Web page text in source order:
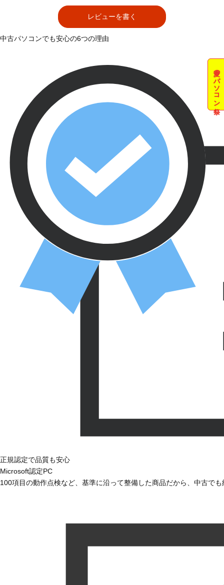
レビューを書く
夏のパソコン祭
中古パソコンでも安心の6つの理由
正規認定で品質も安心
Microsoft認定PC
100項目の動作点検など、基準に沿って整備した商品だから、中古で